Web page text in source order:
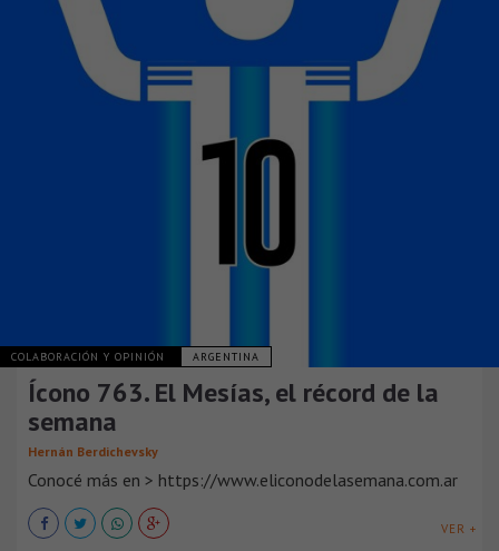
COLABORACIÓN Y OPINIÓN ARGENTINA
Ícono 763. El Mesías, el récord de la
semana
Hernán Berdichevsky
Conocé más en > https://www.eliconodelasemana.com.ar
VER +